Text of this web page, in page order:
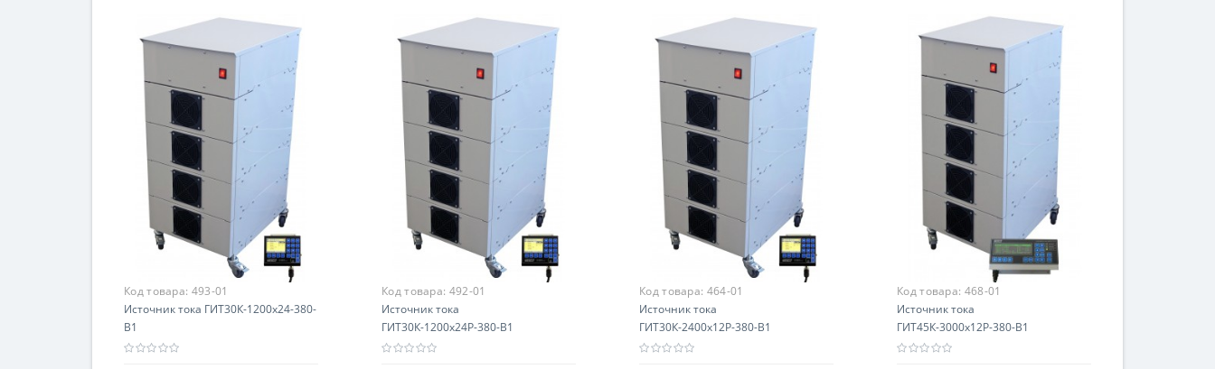
Код товара: 493-01
Источник тока ГИТ30К-1200х24-380-
В1
Код товара: 492-01
Источник тока
ГИТ30К-1200х24Р-380-В1
Код товара: 464-01
Источник тока
ГИТ30К-2400х12Р-380-В1
Код товара: 468-01
Источник тока
ГИТ45К-3000х12Р-380-В1